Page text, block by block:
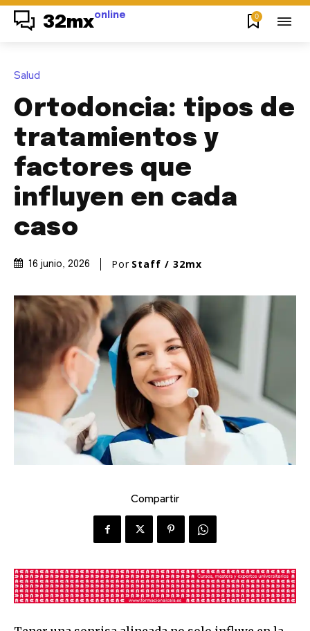
32mxonline 0
Salud
Ortodoncia: tipos de
tratamientos y
factores que
influyen en cada
caso
16 junio, 2026 Por Staff / 32mx
Compartir